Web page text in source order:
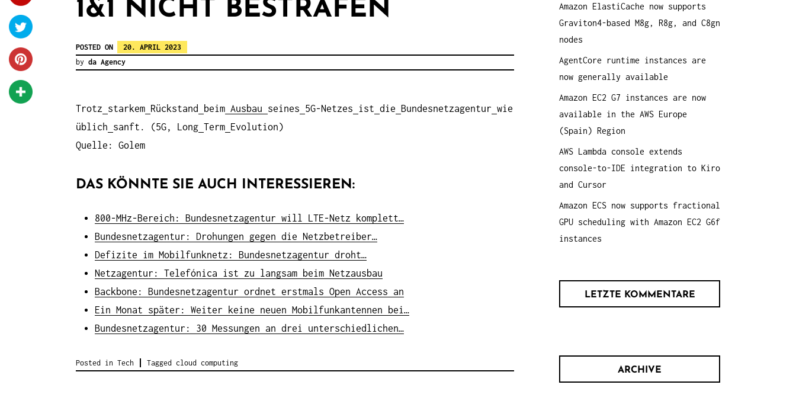
1&1 NICHT BESTRAFEN
POSTED ON
20. APRIL 2023
by da Agency
Trotz starkem Rückstand beim Ausbau seines 5G-Netzes ist die Bundesnetzagentur wie
üblich
sanft. (5G, Long Term
Evolution)
Quelle: Golem
DAS KÖNNTE SIE AUCH INTERESSIEREN:
800-MHz-Bereich: Bundesnetzagentur will LTE-Netz komplett…
Bundesnetzagentur: Drohungen gegen die Netzbetreiber…
Defizite im Mobilfunknetz: Bundesnetzagentur droht…
Netzagentur: Telefónica ist zu langsam beim Netzausbau
Backbone: Bundesnetzagentur ordnet erstmals Open Access an
Ein Monat später: Weiter keine neuen Mobilfunkantennen bei…
Bundesnetzagentur: 30 Messungen an drei unterschiedlichen…
Posted in Tech Tagged cloud computing
a
c
h
:
Amazon ElastiCache now supports
Graviton4-based M8g, R8g, and C8gn
nodes
AgentCore runtime instances are
now generally available
Amazon EC2 G7 instances are now
available in the AWS Europe
(Spain) Region
AWS Lambda console extends
console-to-IDE integration to Kiro
and Cursor
Amazon ECS now supports fractional
GPU scheduling with Amazon EC2 G6f
instances
LETZTE KOMMENTARE
ARCHIVE